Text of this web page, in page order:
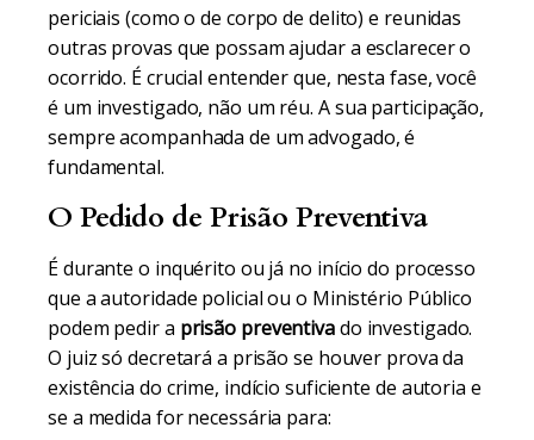
periciais (como o de corpo de delito) e reunidas
outras provas que possam ajudar a esclarecer o
ocorrido. É crucial entender que, nesta fase, você
é um investigado, não um réu. A sua participação,
sempre acompanhada de um advogado, é
fundamental.
O Pedido de Prisão Preventiva
É durante o inquérito ou já no início do processo
que a autoridade policial ou o Ministério Público
podem pedir a prisão preventivado investigado.
O juiz só decretará a prisão se houver prova da
existência do crime, indício suficiente de autoria e
se a medida for necessária para: